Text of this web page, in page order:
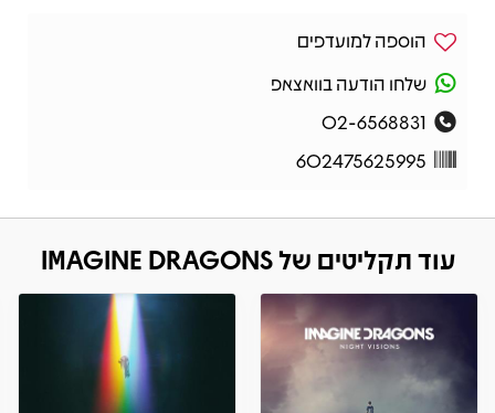
הוספה למועדפים
שלחו הודעה בוואצאפ
02-6568831
602475625995
עוד תקליטים של IMAGINE DRAGONS